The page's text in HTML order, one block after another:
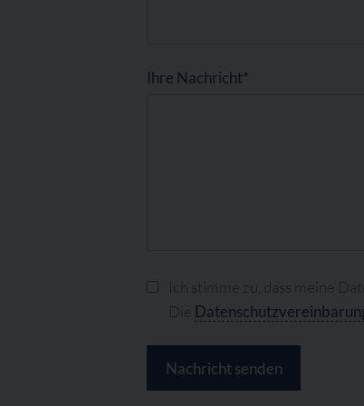
Ihre Nachricht*
Ich stimme zu, dass meine
Die
Nachricht senden